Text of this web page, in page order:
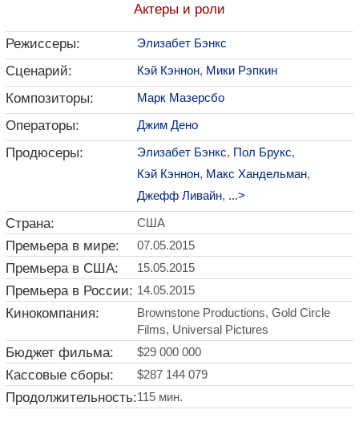
Актеры и роли
Режиссеры: Элизабет Бэнкс
Сценарий: Кэй Кэннон, Мики Рэпкин
Композиторы: Марк Мазерсбо
Операторы: Джим Дено
Продюсеры: Элизабет Бэнкс, Пол Брукс,
Кэй Кэннон, Макс Хандельман,
Джефф Ливайн, ...>
Страна: США
Премьера в мире: 07.05.2015
Премьера в США: 15.05.2015
Премьера в России: 14.05.2015
Кинокомпания:
Brownstone Productions, Gold Circle
Films, Universal Pictures
Бюджет фильма: $29 000 000
Кассовые сборы: $287 144 079
Продолжительность:115 мин.